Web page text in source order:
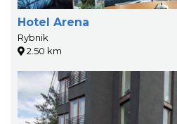
Hotel Arena
Rybnik
2.50 km